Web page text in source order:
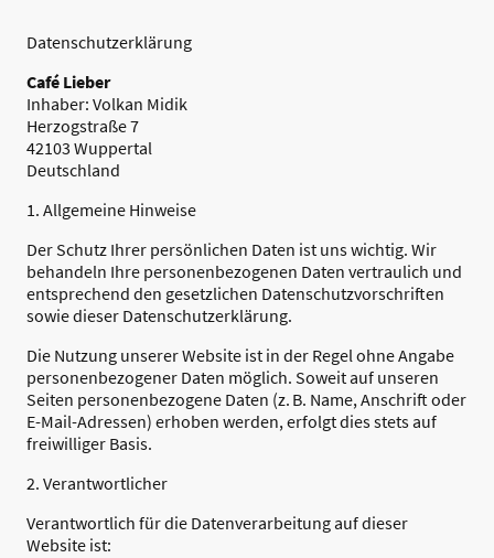
Datenschutzerklärung
Café Lieber
Inhaber: Volkan Midik
Herzogstraße 7
42103 Wuppertal
Deutschland
1. Allgemeine Hinweise
Der Schutz Ihrer persönlichen Daten ist uns wichtig. Wir
behandeln Ihre personenbezogenen Daten vertraulich und
entsprechend den gesetzlichen Datenschutzvorschriften
sowie dieser Datenschutzerklärung.
Die Nutzung unserer Website ist in der Regel ohne Angabe
personenbezogener Daten möglich. Soweit auf unseren
Seiten personenbezogene Daten (z. B. Name, Anschrift oder
E-Mail-Adressen) erhoben werden, erfolgt dies stets auf
freiwilliger Basis.
2. Verantwortlicher
Verantwortlich für die Datenverarbeitung auf dieser
Website ist: